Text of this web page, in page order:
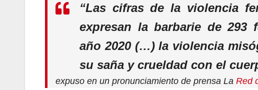
“Las cifras de la violencia
expresan la barbarie de 293
año 2020 (…) la violencia
su saña y crueldad con el
expuso en un pronunciamiento de prensa La Red